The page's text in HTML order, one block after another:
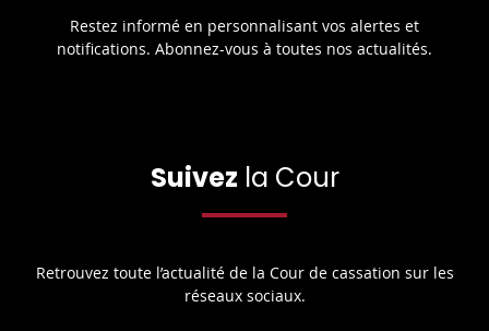
Restez informé en personnalisant vos alertes et
notifications. Abonnez-vous à toutes nos actualités.
Suivez la Cour
Retrouvez toute l’actualité de la Cour de cassation sur les
réseaux sociaux.